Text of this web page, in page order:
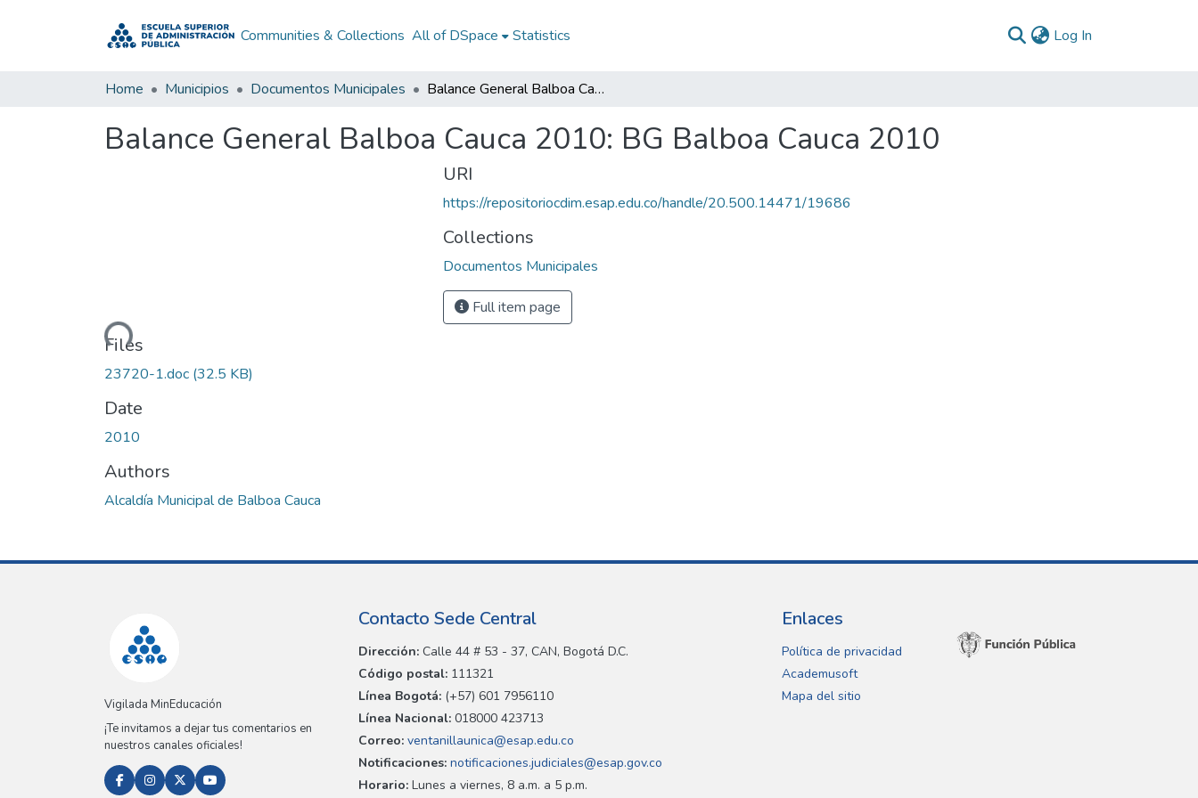
Communities & Collections All of DSpace Statistics Log In
Home Municipios Documentos Municipales Balance General Balboa Cauca 2010: BG Balboa Cauca 2010
Balance General Balboa Cauca 2010: BG Balboa Cauca 2010
Loading...
Files
23720-1.doc (32.5 KB)
Date
2010
Authors
Alcaldía Municipal de Balboa Cauca
URI
https://repositoriocdim.esap.edu.co/handle/20.500.14471/19686
Collections
Documentos Municipales
Full item page
Vigilada MinEducación
¡Te invitamos a dejar tus comentarios en
nuestros canales oficiales!
Contacto Sede Central
Dirección: Calle 44 # 53 - 37, CAN, Bogotá D.C.
Código postal: 111321
Línea Bogotá: (+57) 601 7956110
Línea Nacional: 018000 423713
Correo: ventanillaunica@esap.edu.co
Notificaciones: notificaciones.judiciales@esap.gov.co
Horario: Lunes a viernes, 8 a.m. a 5 p.m.
Enlaces
Política de privacidad
Academusoft
Mapa del sitio